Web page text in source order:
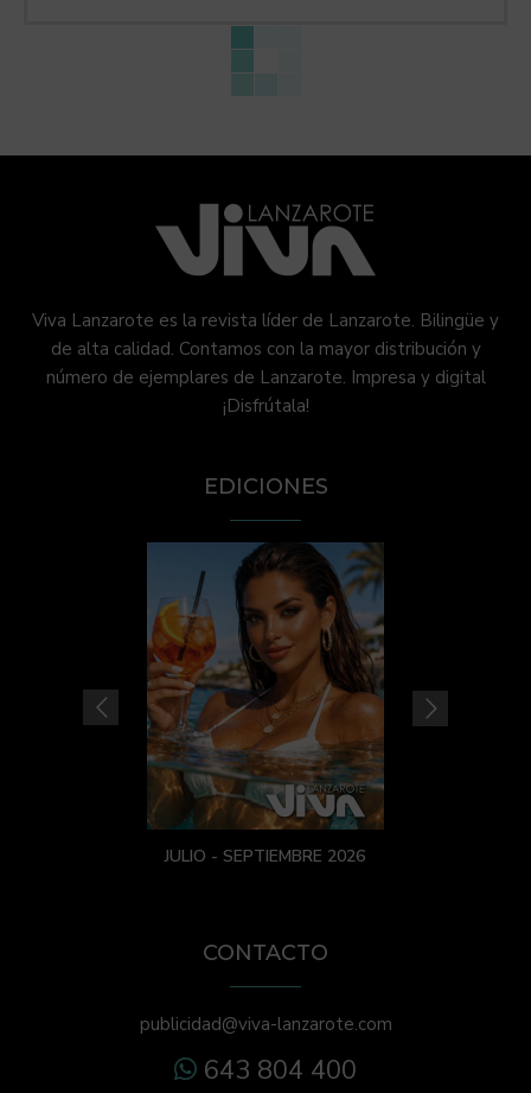
Viva Lanzarote es la revista líder de Lanzarote. Bilingüe y
de alta calidad. Contamos con la mayor distribución y
número de ejemplares de Lanzarote. Impresa y digital
¡Disfrútala!
EDICIONES
JULIO - SEPTIEMBRE 2026
CONTACTO
publicidad@viva-lanzarote.com
643 804 400